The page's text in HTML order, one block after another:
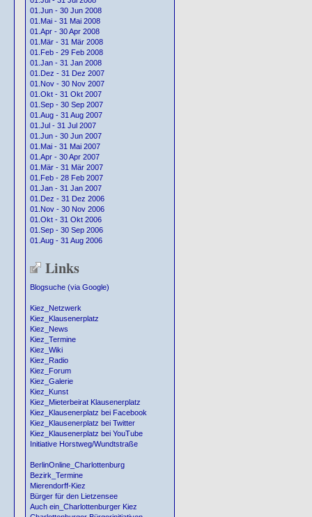
01.Jun - 30 Jun 2008
01.Mai - 31 Mai 2008
01.Apr - 30 Apr 2008
01.Mär - 31 Mär 2008
01.Feb - 29 Feb 2008
01.Jan - 31 Jan 2008
01.Dez - 31 Dez 2007
01.Nov - 30 Nov 2007
01.Okt - 31 Okt 2007
01.Sep - 30 Sep 2007
01.Aug - 31 Aug 2007
01.Jul - 31 Jul 2007
01.Jun - 30 Jun 2007
01.Mai - 31 Mai 2007
01.Apr - 30 Apr 2007
01.Mär - 31 Mär 2007
01.Feb - 28 Feb 2007
01.Jan - 31 Jan 2007
01.Dez - 31 Dez 2006
01.Nov - 30 Nov 2006
01.Okt - 31 Okt 2006
01.Sep - 30 Sep 2006
01.Aug - 31 Aug 2006
Links
Blogsuche (via Google)
Kiez_Netzwerk
Kiez_Klausenerplatz
Kiez_News
Kiez_Termine
Kiez_Wiki
Kiez_Radio
Kiez_Forum
Kiez_Galerie
Kiez_Kunst
Kiez_Mieterbeirat Klausenerplatz
Kiez_Klausenerplatz bei Facebook
Kiez_Klausenerplatz bei Twitter
Kiez_Klausenerplatz bei YouTube
Initiative Horstweg/Wundtstraße
BerlinOnline_Charlottenburg
Bezirk_Termine
Mierendorff-Kiez
Bürger für den Lietzensee
Auch ein_Charlottenburger Kiez